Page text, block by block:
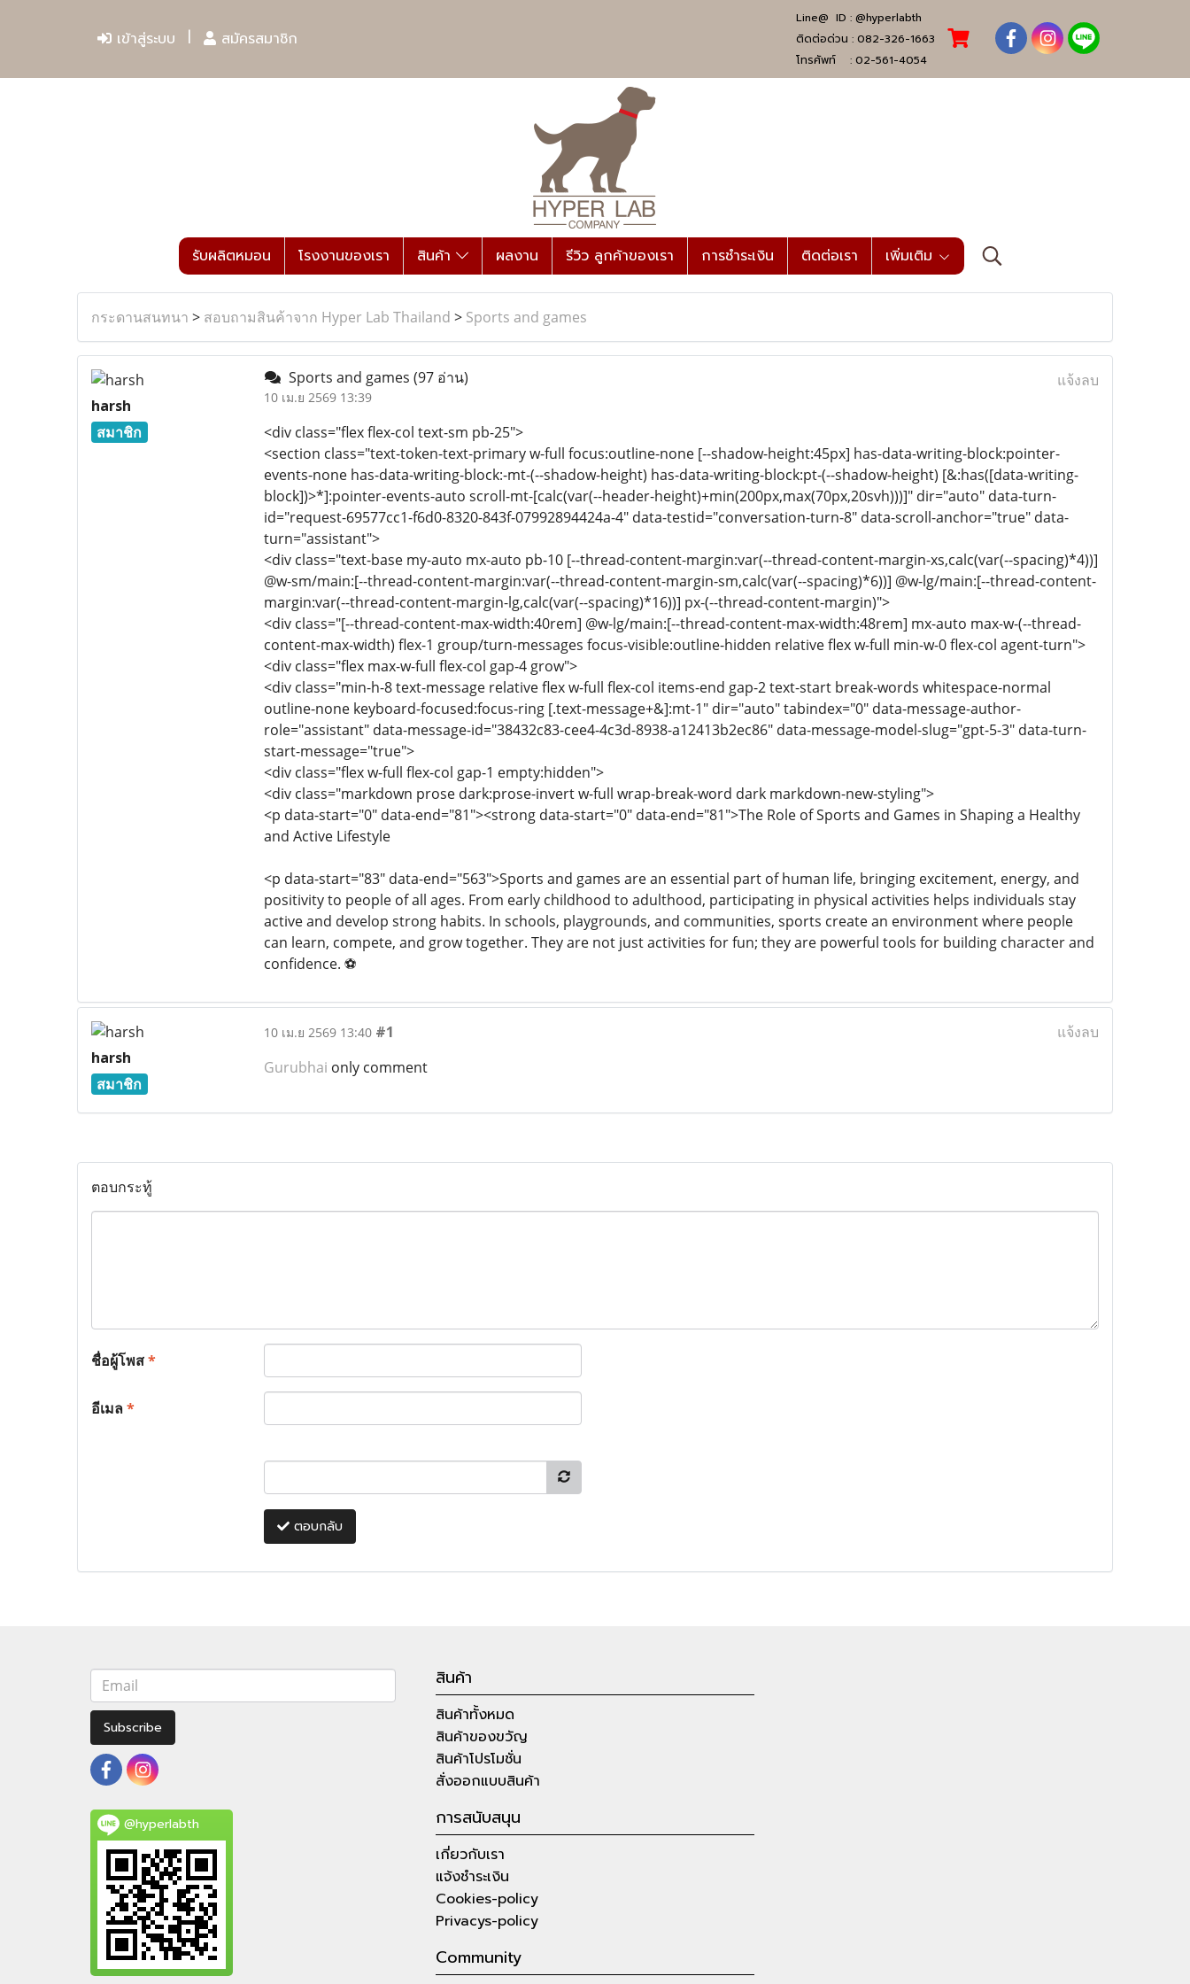
เข้าสู่ระบบ สมัครสมาชิก
Line@ ID : @hyperlabth
ติดต่อด่วน : 082-326-1663
โทรศัพท์ : 02-561-4054
รับผลิตหมอน โรงงานของเรา สินค้า ผลงาน รีวิว ลูกค้าของเรา การชำระเงิน ติดต่อเรา เพิ่มเติม
กระดานสนทนา > สอบถามสินค้าจาก Hyper Lab Thailand > Sports and games
harsh
สมาชิก
Sports and games (97 อ่าน)
10 เม.ย 2569 13:39
แจ้งลบ
<div class="flex flex-col text-sm pb-25">
<section class="text-token-text-primary w-full focus:outline-none [--shadow-height:45px] has-data-writing-block:pointer-
events-none has-data-writing-block:-mt-(--shadow-height) has-data-writing-block:pt-(--shadow-height) [&:has([data-writing-
block])>*]:pointer-events-auto scroll-mt-[calc(var(--header-height)+min(200px,max(70px,20svh)))]" dir="auto" data-turn-
id="request-69577cc1-f6d0-8320-843f-07992894424a-4" data-testid="conversation-turn-8" data-scroll-anchor="true" data-
turn="assistant">
<div class="text-base my-auto mx-auto pb-10 [--thread-content-margin:var(--thread-content-margin-xs,calc(var(--spacing)*4))]
@w-sm/main:[--thread-content-margin:var(--thread-content-margin-sm,calc(var(--spacing)*6))] @w-lg/main:[--thread-content-
margin:var(--thread-content-margin-lg,calc(var(--spacing)*16))] px-(--thread-content-margin)">
<div class="[--thread-content-max-width:40rem] @w-lg/main:[--thread-content-max-width:48rem] mx-auto max-w-(--thread-
content-max-width) flex-1 group/turn-messages focus-visible:outline-hidden relative flex w-full min-w-0 flex-col agent-turn">
<div class="flex max-w-full flex-col gap-4 grow">
<div class="min-h-8 text-message relative flex w-full flex-col items-end gap-2 text-start break-words whitespace-normal
outline-none keyboard-focused:focus-ring [.text-message+&]:mt-1" dir="auto" tabindex="0" data-message-author-
role="assistant" data-message-id="38432c83-cee4-4c3d-8938-a12413b2ec86" data-message-model-slug="gpt-5-3" data-turn-
start-message="true">
<div class="flex w-full flex-col gap-1 empty:hidden">
<div class="markdown prose dark:prose-invert w-full wrap-break-word dark markdown-new-styling">
<p data-start="0" data-end="81"><strong data-start="0" data-end="81">The Role of Sports and Games in Shaping a Healthy
and Active Lifestyle
<p data-start="83" data-end="563">Sports and games are an essential part of human life, bringing excitement, energy, and
positivity to people of all ages. From early childhood to adulthood, participating in physical activities helps individuals stay
active and develop strong habits. In schools, playgrounds, and communities, sports create an environment where people
can learn, compete, and grow together. They are not just activities for fun; they are powerful tools for building character and
confidence. ⚽
harsh
สมาชิก
10 เม.ย 2569 13:40 #1
แจ้งลบ
Gurubhai only comment
ตอบกระทู้
ชื่อผู้โพส*
อีเมล*
ตอบกลับ
Subscribe
@hyperlabth
สินค้า
สินค้าทั้งหมด
สินค้าของขวัญ
สินค้าโปรโมชั่น
สั่งออกแบบสินค้า
การสนับสนุน
เกี่ยวกับเรา
แจ้งชำระเงิน
Cookies-policy
Privacys-policy
Community